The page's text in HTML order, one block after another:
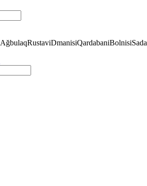
AğbulaqRustaviDmanisiQardabaniBolnisi